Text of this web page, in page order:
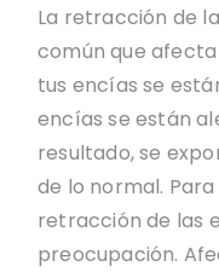
La retracción de
común que afecta
tus encías se
encías se están
resultado, se
de lo normal.
retracción de las
preocupación.